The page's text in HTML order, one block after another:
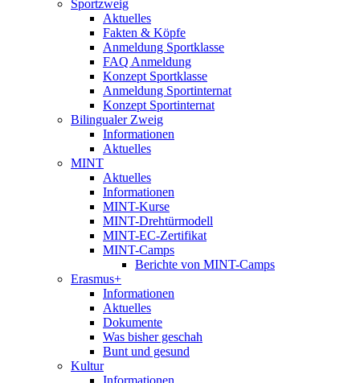
Sportzweig
Aktuelles
Fakten & Köpfe
Anmeldung Sportklasse
FAQ Anmeldung
Konzept Sportklasse
Anmeldung Sportinternat
Konzept Sportinternat
Bilingualer Zweig
Informationen
Aktuelles
MINT
Aktuelles
Informationen
MINT-Kurse
MINT-Drehtürmodell
MINT-EC-Zertifikat
MINT-Camps
Berichte von MINT-Camps
Erasmus+
Informationen
Aktuelles
Dokumente
Was bisher geschah
Bunt und gesund
Kultur
Informationen